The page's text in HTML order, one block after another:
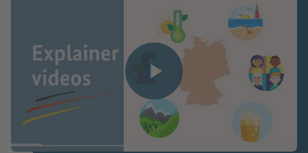
Video abspielen